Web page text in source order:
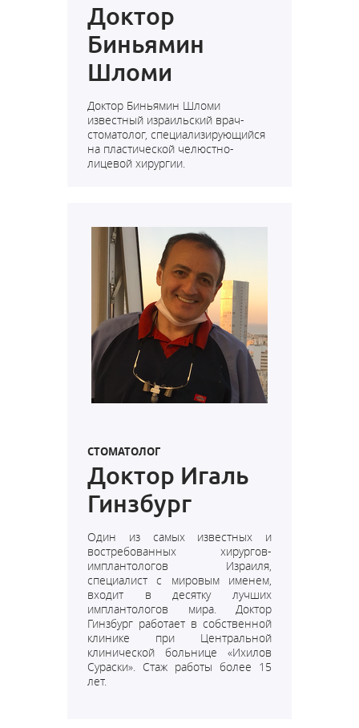
Доктор
Биньямин
Шломи
Доктор Биньямин Шломи
известный израильский врач-
стоматолог, специализирующийся
на пластической челюстно-
лицевой хирургии.
СТОМАТОЛОГ
Доктор Игаль
Гинзбург
Один из самых известных и
востребованных хирургов-
имплантологов Израиля,
специалист с мировым именем,
входит в десятку лучших
имплантологов мира.
Доктор
Гинзбург работает в собственной
клинике при Центральной
клинической больнице «Ихилов
Сураски». Стаж работы более 15
лет.